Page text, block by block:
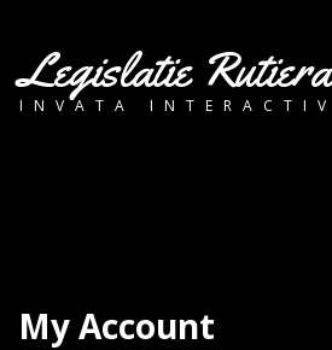
Legislatie Rutiera
INVATA INTERACTIV
My Account